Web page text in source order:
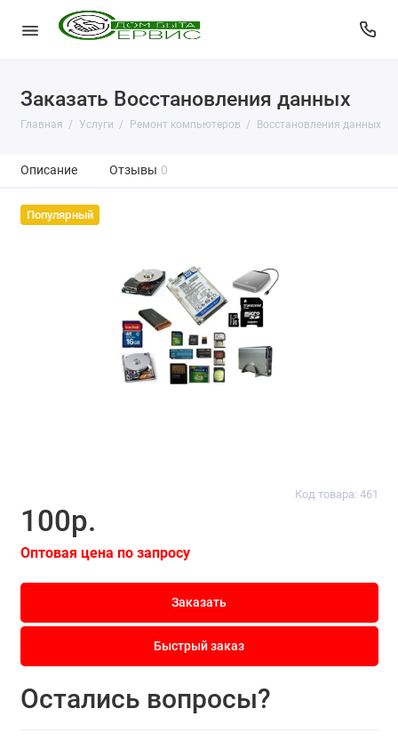
Заказать Восстановления данных
Главная Услуги Ремонт компьютеров Восстановления данных
Описание Отзывы 0
Популярный
Код товара: 461
100р.
Оптовая цена по запросу
Заказать
Быстрый заказ
Остались вопросы?